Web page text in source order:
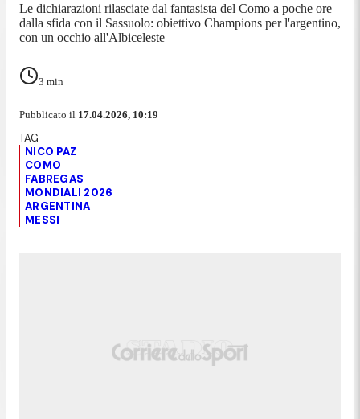
Le dichiarazioni rilasciate dal fantasista del Como a poche ore
dalla sfida con il Sassuolo: obiettivo Champions per l'argentino,
con un occhio all'Albiceleste
3 min
Pubblicato il 17.04.2026, 10:19
NICO PAZ
COMO
FABREGAS
MONDIALI 2026
ARGENTINA
MESSI